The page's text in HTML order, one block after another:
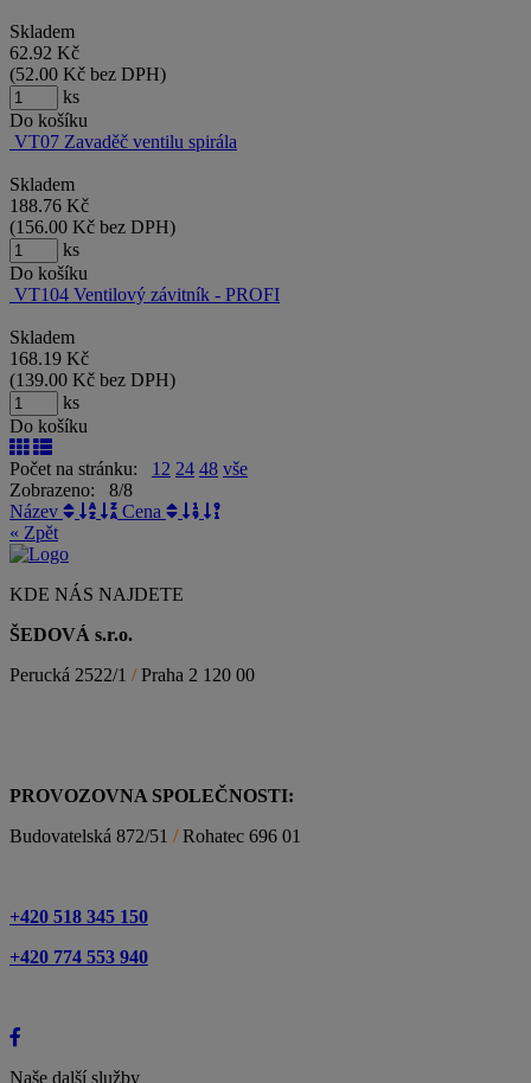
Skladem
62.92 Kč
(52.00 Kč bez DPH)
ks
Do košíku
VT07 Zavaděč ventilu spirála
Skladem
188.76 Kč
(156.00 Kč bez DPH)
ks
Do košíku
VT104 Ventilový závitník - PROFI
Skladem
168.19 Kč
(139.00 Kč bez DPH)
ks
Do košíku
Počet na stránku: 12 24 48 vše
Zobrazeno: 8/8
Název
Cena
« Zpět
KDE NÁS NAJDETE
ŠEDOVÁ s.r.o.
Perucká 2522/1 /Praha 2 120 00
PROVOZOVNA SPOLEČNOSTI:
Budovatelská 872/51 /Rohatec 696 01
+420 518 345 150
+420 774 553 940
Naše další služby